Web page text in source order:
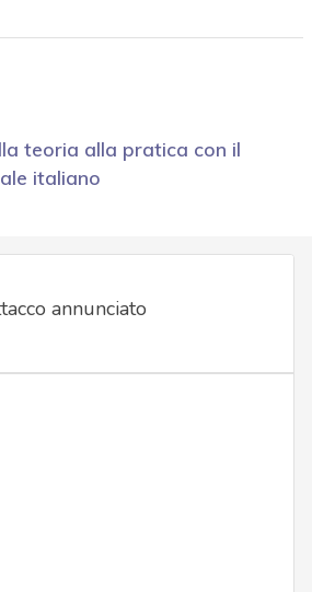
teoria alla pratica con il
italiano
annunciato